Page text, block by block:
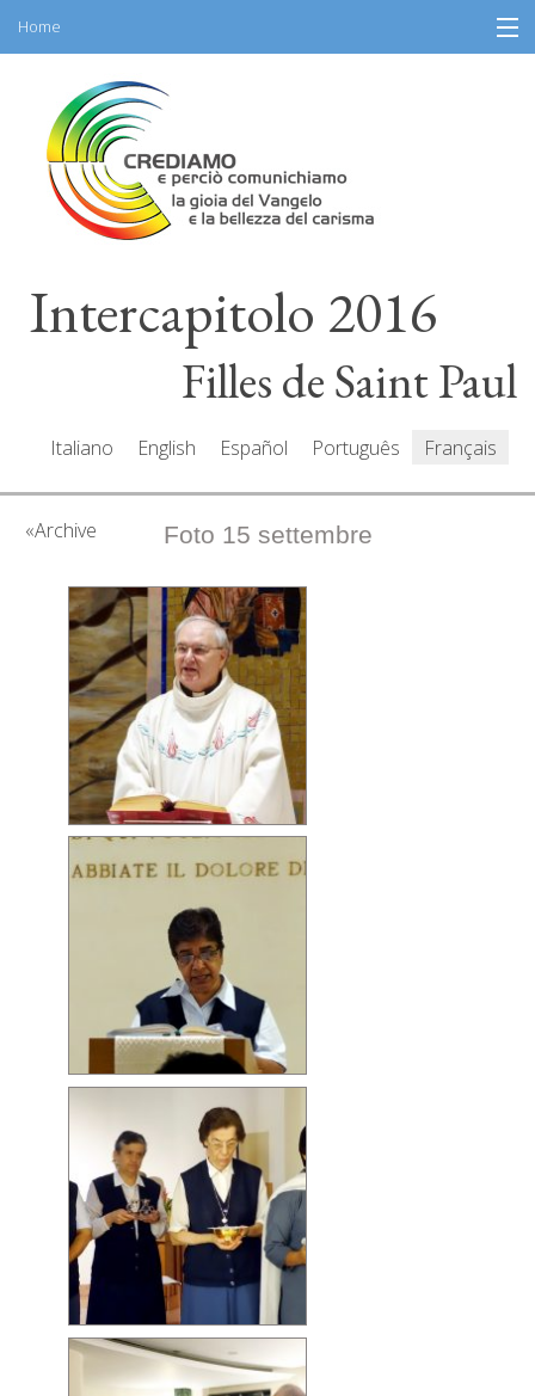
content
Home
Information
Programme
Partecipantes
Intervenants
Ressources
Intercapitolo 2016
Filles de Saint Paul
Italiano English Español Português Français
Archive Foto 15 settembre